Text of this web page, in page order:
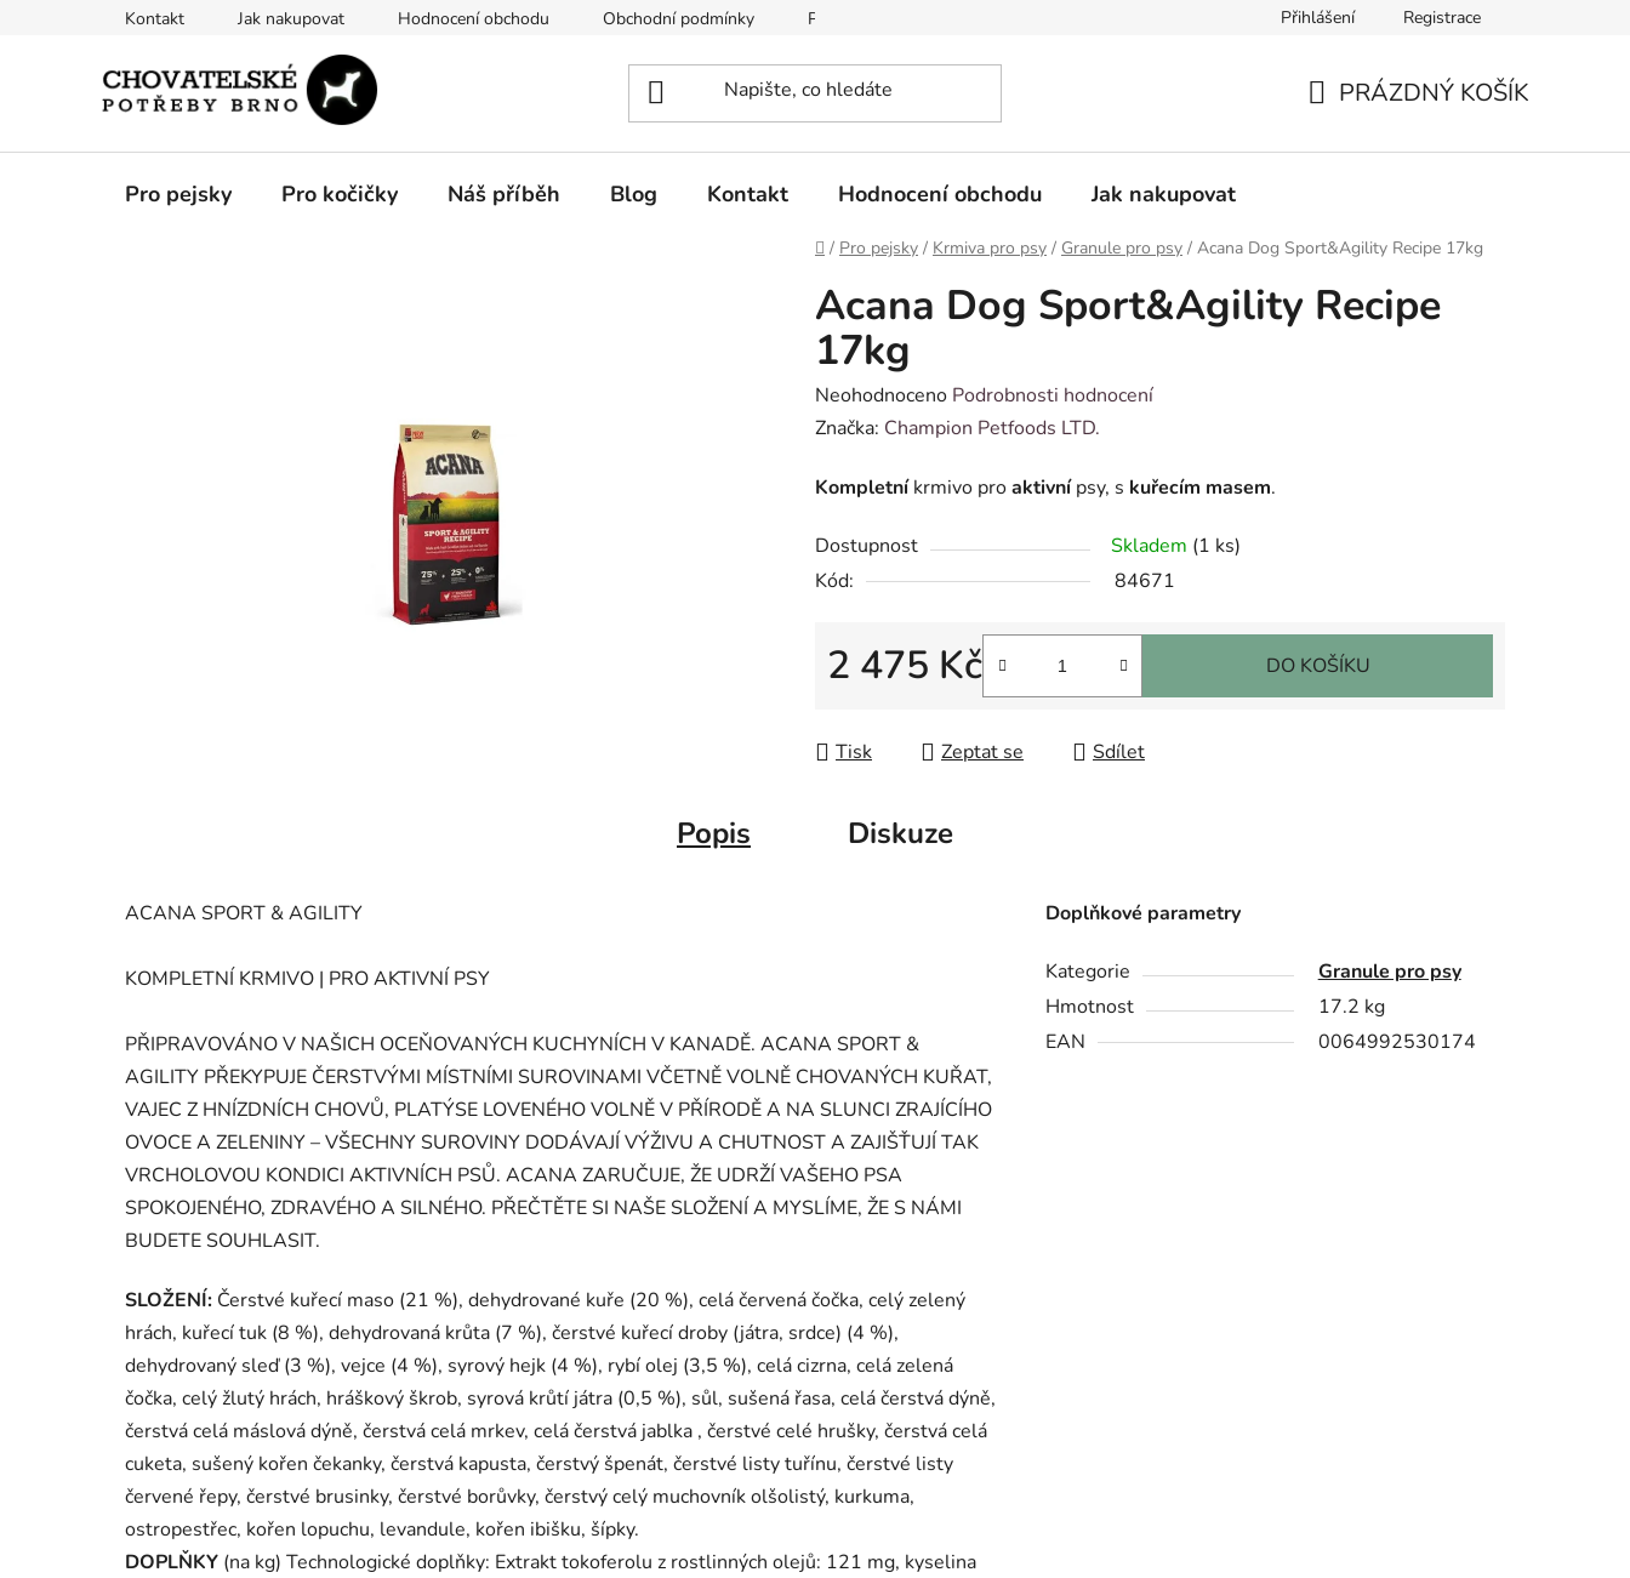
Kontakt Jak nakupovat Hodnocení obchodu Obchodní podmínky Podmínky ochrany osobních údajů Vzorový formulář pro odstoupení od smlouvy
Přihlášení Registrace
PRÁZDNÝ KOŠÍK
Pro pejsky Pro kočičky Náš příběh Blog Kontakt Hodnocení obchodu Jak nakupovat
Domů
/ Pro pejsky / Krmiva pro psy / Granule pro psy / Acana Dog Sport&Agility Recipe 17kg
Acana Dog Sport&Agility Recipe
17kg
Průměrné
hodnocení
je
z
5
Neohodnoceno Podrobnosti hodnocení
Značka: Champion Petfoods LTD.
Kompletníkrmivo proaktivnípsy, s kuřecím masem.
Dostupnost Skladem (1 ks)
Kód:
84671
2 475 Kč DO KOŠÍKU
Tisk Zeptat se Sdílet
Popis Diskuze
ACANA SPORT & AGILITY
KOMPLETNÍ KRMIVO | PRO AKTIVNÍ PSY
PŘIPRAVOVÁNO V NAŠICH OCEŇOVANÝCH KUCHYNÍCH V KANADĚ. ACANA SPORT &
AGILITY PŘEKYPUJE ČERSTVÝMI MÍSTNÍMI SUROVINAMI VČETNĚ VOLNĚ CHOVANÝCH KUŘAT,
VAJEC Z HNÍZDNÍCH CHOVŮ, PLATÝSE LOVENÉHO VOLNĚ V PŘÍRODĚ A NA SLUNCI ZRAJÍCÍHO
OVOCE A ZELENINY – VŠECHNY SUROVINY DODÁVAJÍ VÝŽIVU A CHUTNOST A ZAJIŠŤUJÍ TAK
VRCHOLOVOU KONDICI AKTIVNÍCH PSŮ. ACANA ZARUČUJE, ŽE UDRŽÍ VAŠEHO PSA
SPOKOJENÉHO, ZDRAVÉHO A SILNÉHO. PŘEČTĚTE SI NAŠE SLOŽENÍ A MYSLÍME, ŽE S NÁMI
BUDETE SOUHLASIT.
SLOŽENÍ: Čerstvé kuřecí maso (21 %), dehydrované kuře (20 %), celá červená čočka, celý zelený
hrách, kuřecí tuk (8 %), dehydrovaná krůta (7 %), čerstvé kuřecí droby (játra, srdce) (4 %),
dehydrovaný sleď (3 %), vejce (4 %), syrový hejk (4 %), rybí olej (3,5 %), celá cizrna, celá zelená
čočka, celý žlutý hrách, hráškový škrob, syrová krůtí játra (0,5 %), sůl, sušená řasa, celá čerstvá dýně,
čerstvá celá máslová dýně, čerstvá celá mrkev, celá čerstvá jablka , čerstvé celé hrušky, čerstvá celá
cuketa, sušený kořen čekanky, čerstvá kapusta, čerstvý špenát, čerstvé listy tuřínu, čerstvé listy
červené řepy, čerstvé brusinky, čerstvé borůvky, čerstvý celý muchovník olšolistý, kurkuma,
ostropestřec, kořen lopuchu, levandule, kořen ibišku, šípky.
DOPLŇKY (na kg) Technologické doplňky: Extrakt tokoferolu z rostlinných olejů: 121 mg, kyselina
Doplňkové parametry
Kategorie
Granule pro psy
Hmotnost
17.2 kg
EAN
0064992530174